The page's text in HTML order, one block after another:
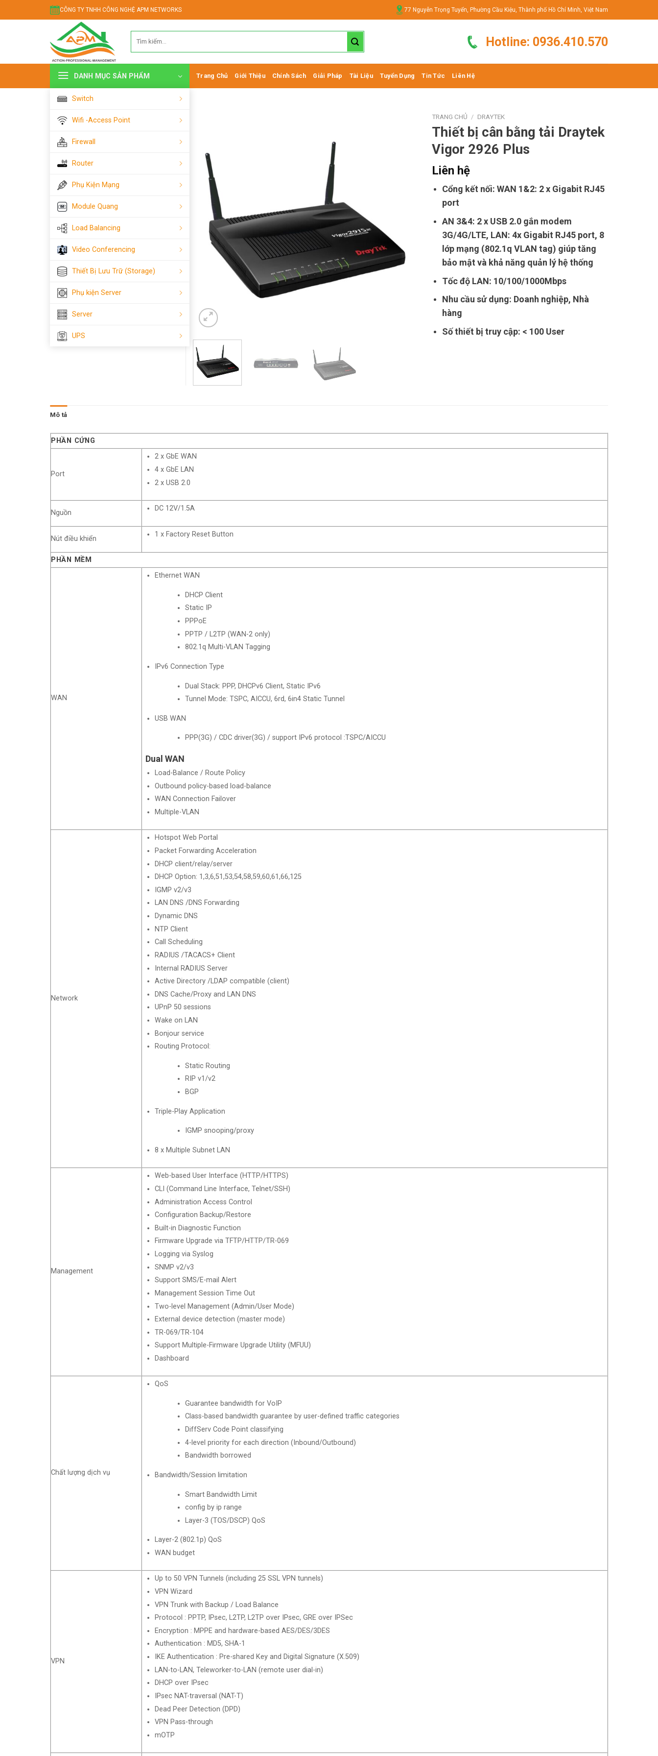
đến
CÔNG TY TNHH CÔNG NGHỆ APM NETWORKS 77 Nguyễn Trọng Tuyển, Phường Cầu Kiệu, Thành phố Hồ Chí Minh, Việt Nam
kiếm:
Hotline: 0936.410.570
DANH MỤC SẢN PHẨM
Switch
Wifi -Access Point
Firewall
Router
Phụ Kiện Mạng
Module Quang
Load Balancing
Video Conferencing
Thiết Bị Lưu Trữ (Storage)
Phụ kiện Server
Server
UPS
Trang Chủ Giới Thiệu Chính Sách Giải Pháp Tài Liệu Tuyển Dụng Tin Tức Liên Hệ
TRANG CHỦ / DRAYTEK
Thiết bị cân bằng tải Draytek
Vigor 2926 Plus
Liên hệ
Cổng kết nối: WAN 1&2: 2 x Gigabit RJ45
port
AN 3&4: 2 x USB 2.0 gắn modem
3G/4G/LTE, LAN: 4x Gigabit RJ45 port, 8
lớp mạng (802.1q VLAN tag) giúp tăng
bảo mật và khả năng quản lý hệ thống
Tốc độ LAN: 10/100/1000Mbps
Nhu cầu sử dụng: Doanh nghiệp, Nhà
hàng
Số thiết bị truy cập: < 100 User
Mô tả
PHẦN CỨNG
Port
2 x GbE WAN
4 x GbE LAN
2 x USB 2.0
Nguồn
DC 12V/1.5A
Nút điều khiển
1 x Factory Reset Button
PHẦN MỀM
WAN
Ethernet WAN
DHCP Client
Static IP
PPPoE
PPTP / L2TP (WAN-2 only)
802.1q Multi-VLAN Tagging
IPv6 Connection Type
Dual Stack: PPP, DHCPv6 Client, Static IPv6
Tunnel Mode: TSPC, AICCU, 6rd, 6in4 Static Tunnel
USB WAN
PPP(3G) / CDC driver(3G) / support IPv6 protocol :TSPC/AICCU
Dual WAN
Load-Balance / Route Policy
Outbound policy-based load-balance
WAN Connection Failover
Multiple-VLAN
Network
Hotspot Web Portal
Packet Forwarding Acceleration
DHCP client/relay/server
DHCP Option: 1,3,6,51,53,54,58,59,60,61,66,125
IGMP v2/v3
LAN DNS /DNS Forwarding
Dynamic DNS
NTP Client
Call Scheduling
RADIUS /TACACS+ Client
Internal RADIUS Server
Active Directory /LDAP compatible (client)
DNS Cache/Proxy and LAN DNS
UPnP 50 sessions
Wake on LAN
Bonjour service
Routing Protocol:
Static Routing
RIP v1/v2
BGP
Triple-Play Application
IGMP snooping/proxy
8 x Multiple Subnet LAN
Management
Web-based User Interface (HTTP/HTTPS)
CLI (Command Line Interface, Telnet/SSH)
Administration Access Control
Configuration Backup/Restore
Built-in Diagnostic Function
Firmware Upgrade via TFTP/HTTP/TR-069
Logging via Syslog
SNMP v2/v3
Support SMS/E-mail Alert
Management Session Time Out
Two-level Management (Admin/User Mode)
External device detection (master mode)
TR-069/TR-104
Support Multiple-Firmware Upgrade Utility (MFUU)
Dashboard
Chất lượng dịch vụ
QoS
Guarantee bandwidth for VoIP
Class-based bandwidth guarantee by user-defined traffic categories
DiffServ Code Point classifying
4-level priority for each direction (Inbound/Outbound)
Bandwidth borrowed
Bandwidth/Session limitation
Smart Bandwidth Limit
config by ip range
Layer-3 (TOS/DSCP) QoS
Layer-2 (802.1p) QoS
WAN budget
VPN
Up to 50 VPN Tunnels (including 25 SSL VPN tunnels)
VPN Wizard
VPN Trunk with Backup / Load Balance
Protocol : PPTP, IPsec, L2TP, L2TP over IPsec, GRE over IPSec
Encryption : MPPE and hardware-based AES/DES/3DES
Authentication : MD5, SHA-1
IKE Authentication : Pre-shared Key and Digital Signature (X.509)
LAN-to-LAN, Teleworker-to-LAN (remote user dial-in)
DHCP over IPsec
IPsec NAT-traversal (NAT-T)
Dead Peer Detection (DPD)
VPN Pass-through
mOTP